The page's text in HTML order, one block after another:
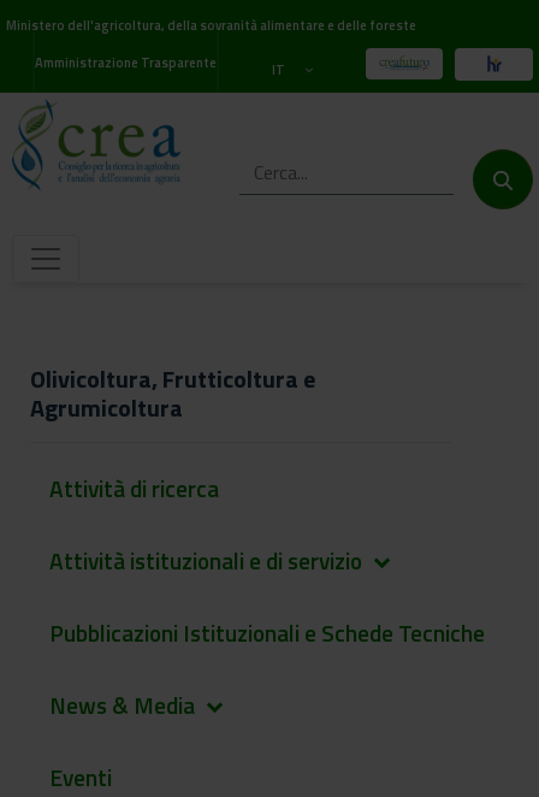
Ministero dell'agricoltura, della sovranità alimentare e delle foreste
Amministrazione Trasparente
IT
Olivicoltura, Frutticoltura e
Agrumicoltura
Attività di ricerca
Attività istituzionali e di servizio keyboard_arrow_down
Pubblicazioni Istituzionali e Schede Tecniche
News & Media keyboard_arrow_down
Eventi